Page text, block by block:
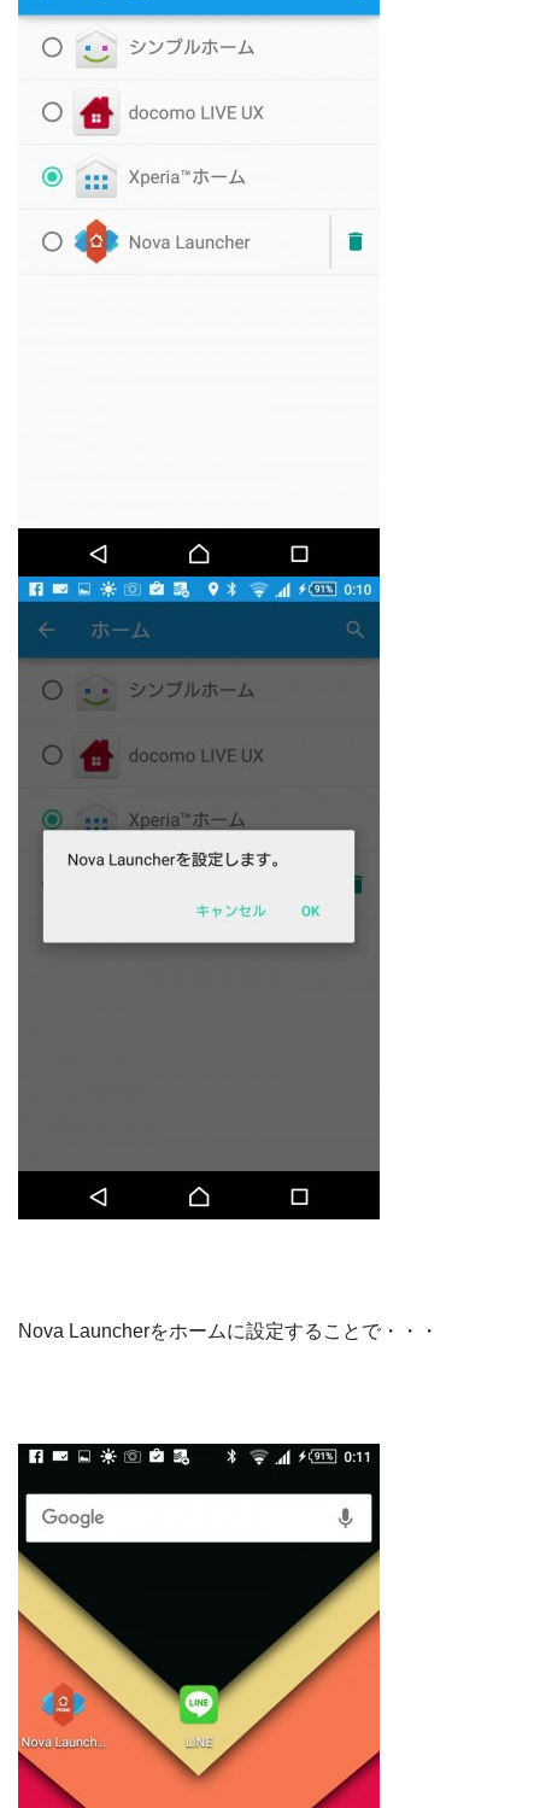
Nova Launcherをホームに設定することで・・・